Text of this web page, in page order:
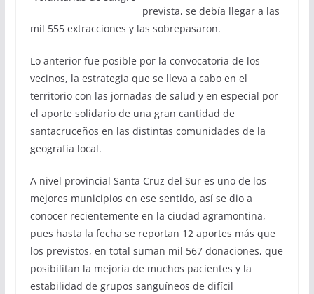
prevista, se debía llegar a las
mil 555 extracciones y las sobrepasaron.
Lo anterior fue posible por la convocatoria de los
vecinos, la estrategia que se lleva a cabo en el
territorio con las jornadas de salud y en especial por
el aporte solidario de una gran cantidad de
santacruceños en las distintas comunidades de la
geografía local.
A nivel provincial Santa Cruz del Sur es uno de los
mejores municipios en ese sentido, así se dio a
conocer recientemente en la ciudad agramontina,
pues hasta la fecha se reportan 12 aportes más que
los previstos, en total suman mil 567 donaciones, que
posibilitan la mejoría de muchos pacientes y la
estabilidad de grupos sanguíneos de difícil